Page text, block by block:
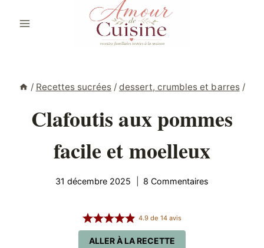
/ Recettes sucrées / dessert, crumbles et barres /
Clafoutis aux pommes
facile et moelleux
31 décembre 2025 8 Commentaires
ALLER À LA RECETTE
4.9de 14avis